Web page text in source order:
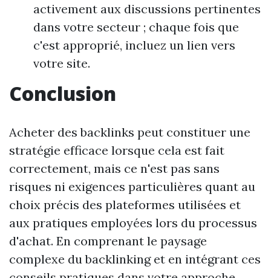
activement aux discussions pertinentes
dans votre secteur ; chaque fois que
c'est approprié, incluez un lien vers
votre site.
Conclusion
Acheter des backlinks peut constituer une
stratégie efficace lorsque cela est fait
correctement, mais ce n'est pas sans
risques ni exigences particulières quant au
choix précis des plateformes utilisées et
aux pratiques employées lors du processus
d'achat. En comprenant le paysage
complexe du backlinking et en intégrant ces